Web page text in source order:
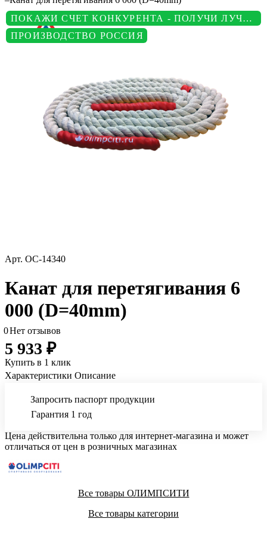
ПОКАЖИ СЧЕТ КОНКУРЕНТА - ПОЛУЧИ ЛУЧШУЮ ЦЕНУ
ПРОИЗВОДСТВО РОССИЯ
Арт. ОС-14340
Канат для перетягивания 6
000 (D=40mm)
0Нет отзывов
5 933 ₽
Купить в 1 клик
Характеристики Описание
Запросить паспорт продукции
Гарантия 1 год
Цена действительна только для интернет-магазина и может
отличаться от цен в розничных магазинах
Все товары ОЛИМПСИТИ
Все товары категории